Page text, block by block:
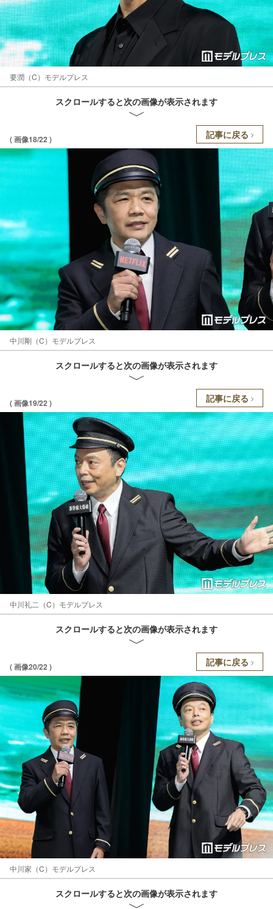
要潤（C）モデルプレス
スクロールすると次の画像が表示されます
( 画像18/22 ) 記事に戻る
中川剛（C）モデルプレス
スクロールすると次の画像が表示されます
( 画像19/22 ) 記事に戻る
中川礼二（C）モデルプレス
スクロールすると次の画像が表示されます
( 画像20/22 ) 記事に戻る
中川家（C）モデルプレス
スクロールすると次の画像が表示されます